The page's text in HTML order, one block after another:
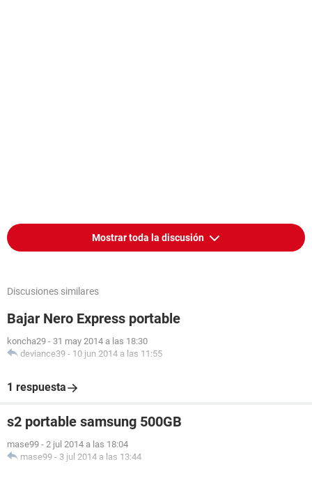
Mostrar toda la discusión
Discusiones similares
Bajar Nero Express portable
koncha29 - 31 may 2014 a las 18:30
deviance39 - 10 jun 2014 a las 11:55
1 respuesta
s2 portable samsung 500GB
mase99 - 2 jul 2014 a las 18:04
mase99 - 3 jul 2014 a las 13:44